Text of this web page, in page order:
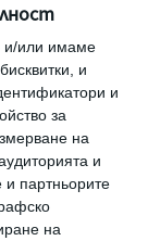
и/или имаме
и
и
за
на
и
партньорите
на
е често
на които
да
заради
се